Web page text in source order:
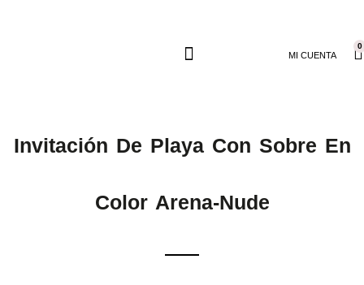
MI CUENTA
0
Invitación De Playa Con Sobre En
Color Arena-Nude